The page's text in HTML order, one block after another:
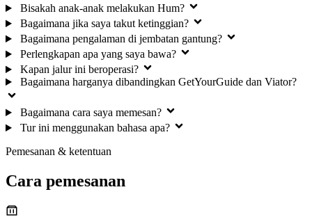
Bisakah anak-anak melakukan Hum?
Bagaimana jika saya takut ketinggian?
Bagaimana pengalaman di jembatan gantung?
Perlengkapan apa yang saya bawa?
Kapan jalur ini beroperasi?
Bagaimana harganya dibandingkan GetYourGuide dan Viator?
Bagaimana cara saya memesan?
Tur ini menggunakan bahasa apa?
Pemesanan & ketentuan
Cara pemesanan